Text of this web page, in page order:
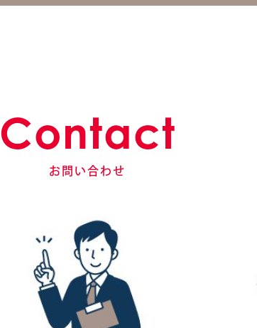
Contact
お問い合わせ